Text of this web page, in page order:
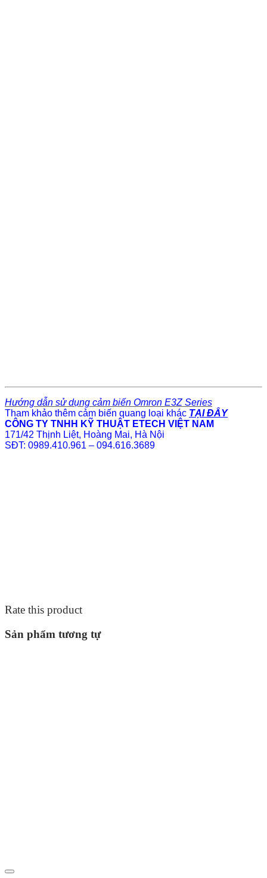
Hướng dẫn sử dụng cảm biến Omron E3Z Series
Tham khảo thêm cảm biến quang loại khác TẠI ĐÂY
CÔNG TY TNHH KỸ THUẬT ETECH VIỆT NAM
171/42 Thịnh Liệt, Hoàng Mai, Hà Nội
SĐT: 0989.410.961 – 094.616.3689
Rate this product
Sản phẩm tương tự